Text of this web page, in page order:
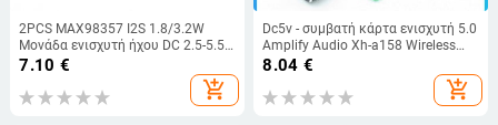
2PCS MAX98357 I2S 1.8/3.2W
Μονάδα ενισχυτή ήχου DC 2.5-5.5V
Μη φιλτραρισμένη πλακέτα
ενισχυτή ισχύος κατηγορίας D για
Raspberry Pi Arduino
7.10 €
add_shopping_cart
Dc5v - συμβατή κάρτα ενισχυτή 5.0
Amplify Audio Xh-a158 Wireless
Speaker Amplifier Board 5.0 2023
8.04 €
add_shopping_cart